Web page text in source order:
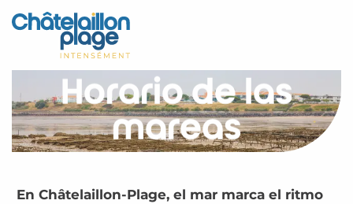
Aller
au
principal
Inicio – ES
Descubra
Actividades
Vivir
Citas
Horario de las
mareas
En Châtelaillon-Plage, el mar marca el ritmo